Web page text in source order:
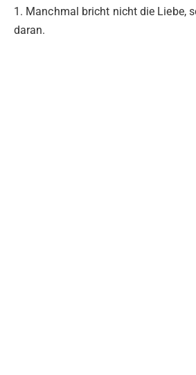
1. Manchmal bricht nicht die Liebe,
daran.